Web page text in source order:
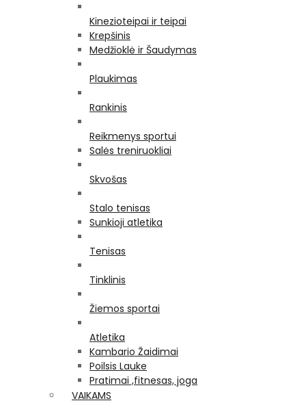
Kinezioteipai ir teipai
Krepšinis
Medžioklė ir Šaudymas
Plaukimas
Rankinis
Reikmenys sportui
Salės treniruokliai
Skvošas
Stalo tenisas
Sunkioji atletika
Tenisas
Tinklinis
Žiemos sportai
Atletika
Kambario Žaidimai
Poilsis Lauke
Pratimai ,fitnesas, joga
VAIKAMS